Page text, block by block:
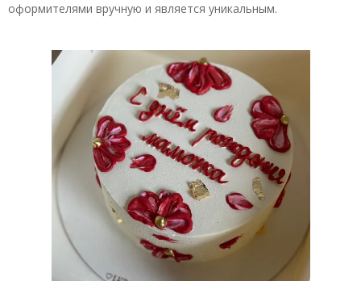
оформителями вручную и является уникальным.